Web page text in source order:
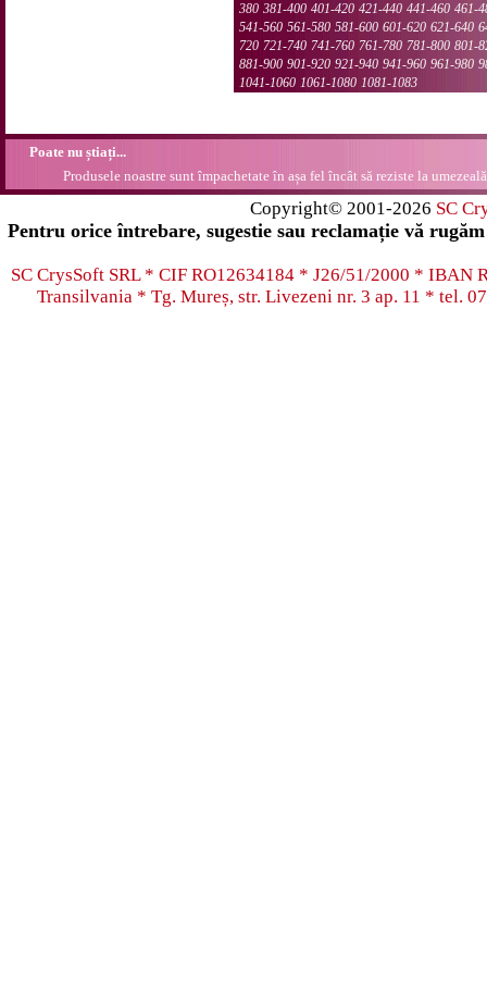
380 381-400 401-420 421-440 441-460 461-
541-560 561-580 581-600 601-620 621-640
720 721-740 741-760 761-780 781-800 801-
881-900 901-920 921-940 941-960 961-980
1041-1060 1061-1080 1081-1083
Poate nu știați...
Produsele noastre sunt împachetate în așa fel încât să reziste la
Copyright© 2001-2026 SC
Pentru orice întrebare, sugestie sau reclamație vă
SC CrysSoft SRL * CIF RO12634184 * J26/51/2000 * IBAN
Transilvania * Tg. Mureș, str. Livezeni nr. 3 ap. 11 * tel.